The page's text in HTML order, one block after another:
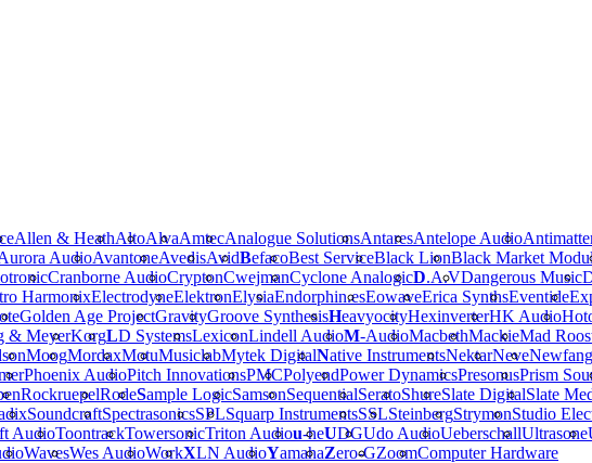
Allen & HeathAltoAlvaAmtecAnalogue SolutionsAntaresAntelope Audio
AudioAvantoneAvedisAvidBefacoBest ServiceBlack LionBlack Market
Cranborne AudioCryptonCwejmanCyclone AnalogicD.A.VDangerous Music
HarmonixElectrodyneElektronElysiaEndorphin.esEowaveErica SynthsEventide
Golden Age ProjectGravityGroove SynthesisHeavyocityHexinverterHK Audio
& MeyerKorgLD SystemsLexiconLindell AudioM-AudioMacbethMackieMad
MoogMordaxMotuMusiclabMytek DigitalNative InstrumentsNektarNeve
Phoenix AudioPitch InnovationsPMCPolyendPower DynamicsPresonusPrism
RockruepelRodeSample LogicSamsonSequentialSeratoShureSlate DigitalSlate
SoundcraftSpectrasonicsSPLSquarp InstrumentsSSLSteinbergStrymonStudio
AudioToontrackTowersonicTriton Audiou-heUDGUdo AudioUeberschallUltrasone
WavesWes AudioWorkXLN AudioYamahaZero-GZoomComputer Hardware